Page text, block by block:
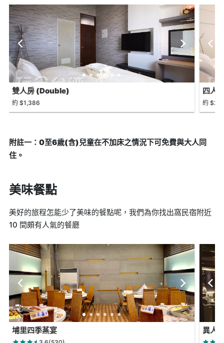
雙人房 (Double)
約 $1,386
四人
約
附註一：0至6歲(含)兒童在不加床之情況下可免費與大人同
住。
美味餐點
美好的旅程怎能少了美味的餐點呢，我們為你找出窩民宿附近
10 間頗有人氣的餐廳
埔里四季蒸宴 異人